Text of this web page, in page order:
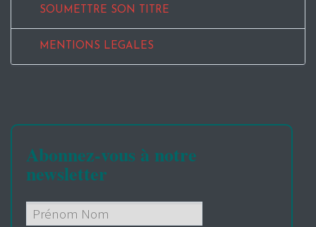
SOUMETTRE SON TITRE
MENTIONS LEGALES
Abonnez-vous à notre
newsletter